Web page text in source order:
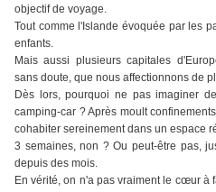
objectif de voyage.
Tout comme l'Islande évoquée par les
enfants.
Mais aussi plusieurs capitales
sans doute, que nous affectionnons de
Dès lors, pourquoi ne pas imaginer
camping-car ? Après moult
cohabiter sereinement dans un espace
3 semaines, non ? Ou peut-être pas,
depuis des mois.
En vérité, on n'a pas vraiment le cœur à